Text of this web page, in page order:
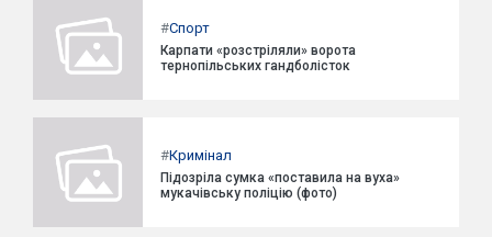
#Спорт
Карпати «розстріляли» ворота
тернопільських гандболісток
#Кримінал
Підозріла сумка «поставила на вуха»
мукачівську поліцію (фото)